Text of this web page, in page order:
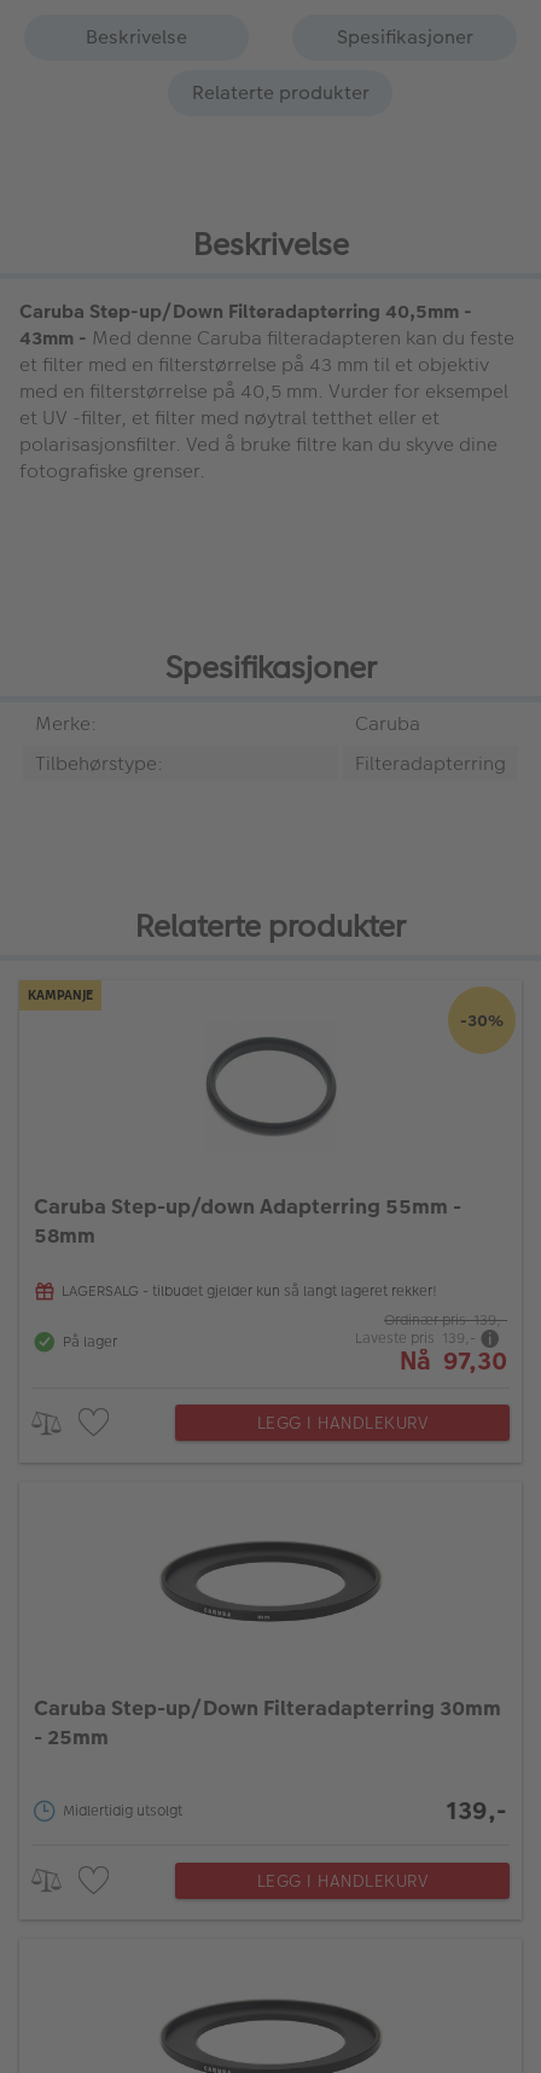
Beskrivelse
Spesifikasjoner
Relaterte produkter
Beskrivelse
Caruba Step-up/Down Filteradapterring 40,5mm -
43mm - Med denne Caruba filteradapteren kan du feste
et filter med en filterstørrelse på 43 mm til et objektiv
med en filterstørrelse på 40,5 mm. Vurder for eksempel
et UV -filter, et filter med nøytral tetthet eller et
polarisasjonsfilter. Ved å bruke filtre kan du skyve dine
fotografiske grenser.
Spesifikasjoner
Merke:
Caruba
Tilbehørstype:
Filteradapterring
Relaterte produkter
KAMPANJE
-30%
Caruba Step-up/down Adapterring 55mm -
58mm
LAGERSALG - tilbudet gjelder kun så langt lageret rekker!
På lager
Ordinær pris 139,-
Laveste pris 139,-
Nå 97,30
LEGG I HANDLEKURV
Caruba Step-up/Down Filteradapterring 30mm
- 25mm
Midlertidig utsolgt 139,-
LEGG I HANDLEKURV